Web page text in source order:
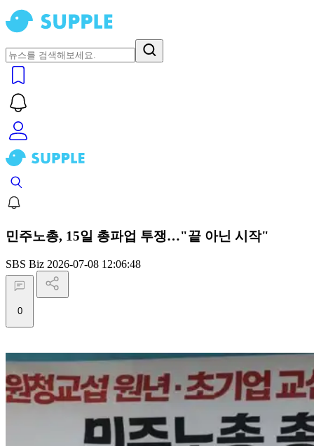
민주노총, 15일 총파업 투쟁…"끝 아닌 시작"
SBS Biz 2026-07-08 12:06:48
0